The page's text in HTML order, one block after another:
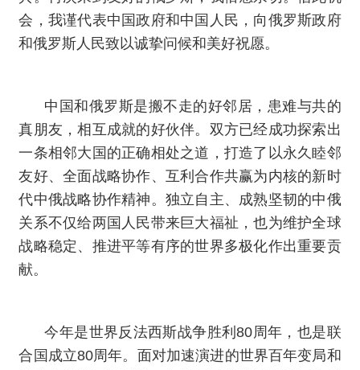
会，我谨代表中国政府和中国人民，向俄罗斯政府
和俄罗斯人民致以诚挚问候和美好祝愿。
中国和俄罗斯是搬不走的好邻居，患难与共的
真朋友，相互成就的好伙伴。双方已经成功探索出
一条相邻大国的正确相处之道，打造了以永久睦邻
友好、全面战略协作、互利合作共赢为内核的新时
代中俄战略协作精神。独立自主、成熟坚韧的中俄
关系不仅给两国人民带来巨大福祉，也为维护全球
战略稳定、推进平等有序的世界多极化作出重要贡
献。
今年是世界反法西斯战争胜利80周年，也是联
合国成立80周年。面对加速演进的世界百年变局和